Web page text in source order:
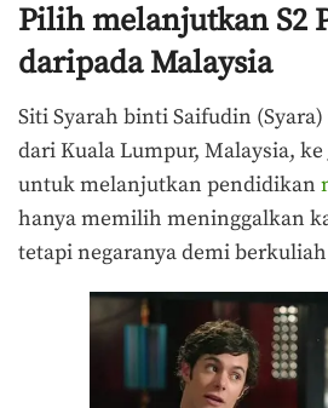
Pilih melanjutkan S2
daripada Malaysia
Siti Syarah binti Saifudin
dari Kuala Lumpur, Malaysia, ke
untuk melanjutkan pendidikan
hanya memilih meninggalkan
tetapi negaranya demi